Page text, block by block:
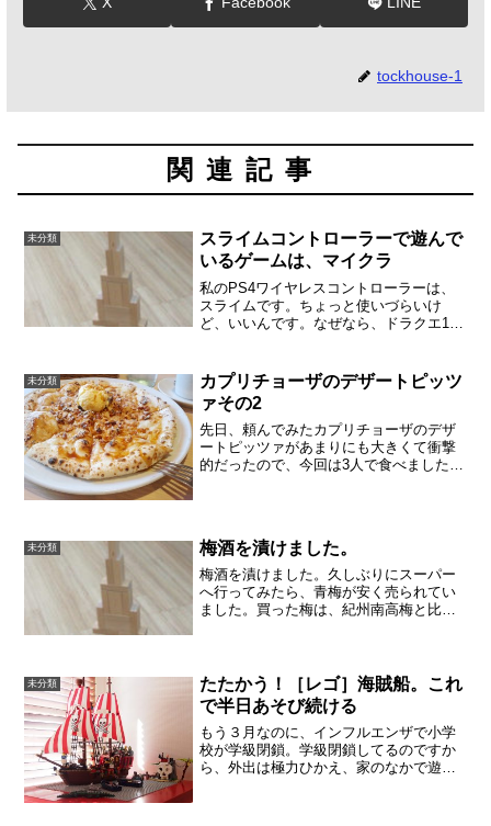
tockhouse-1
関連記事
未分類
スライムコントローラーで遊んで
いるゲームは、マイクラ
私のPS4ワイヤレスコントローラーは、
スライムです。ちょっと使いづらいけ
ど、いいんです。なぜなら、ドラクエ11
入しました。もちろんDS2LLも3DS用ド
ラクエ11...
未分類
カプリチョーザのデザートピッツ
ァその2
先日、頼んでみたカプリチョーザのデザ
ートピッツァがあまりにも大きくて衝撃
的だったので、今回は3人で食べました。
きました。一人でもた...
未分類 梅酒を漬けました。
梅酒を漬けました。久しぶりにスーパー
へ行ってみたら、青梅が安く売られてい
ました。買った梅は、紀州南高梅と比べ
家に帰りました。以...
未分類
たたかう！［レゴ］海賊船。これ
で半日あそび続ける
もう３月なのに、インフルエンザで小学
校が学級閉鎖。学級閉鎖してるのですか
ら、外出は極力ひかえ、家のなかで遊び